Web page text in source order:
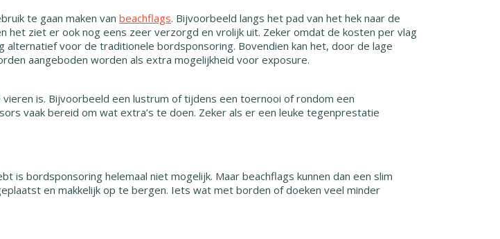
te gaan maken van beachflags. Bijvoorbeeld langs het pad van het hek naar de
het ziet er ook nog eens zeer verzorgd en vrolijk uit. Zeker omdat de kosten per vlag
voor de traditionele bordsponsoring. Bovendien kan het, door de lage
aangeboden worden als extra mogelijkheid voor exposure.
is. Bijvoorbeeld een lustrum of tijdens een toernooi of rondom een
vaak bereid om wat extra’s te doen. Zeker als er een leuke tegenprestatie
is bordsponsoring helemaal niet mogelijk. Maar beachflags kunnen dan een slim
en makkelijk op te bergen. Iets wat met borden of doeken veel minder